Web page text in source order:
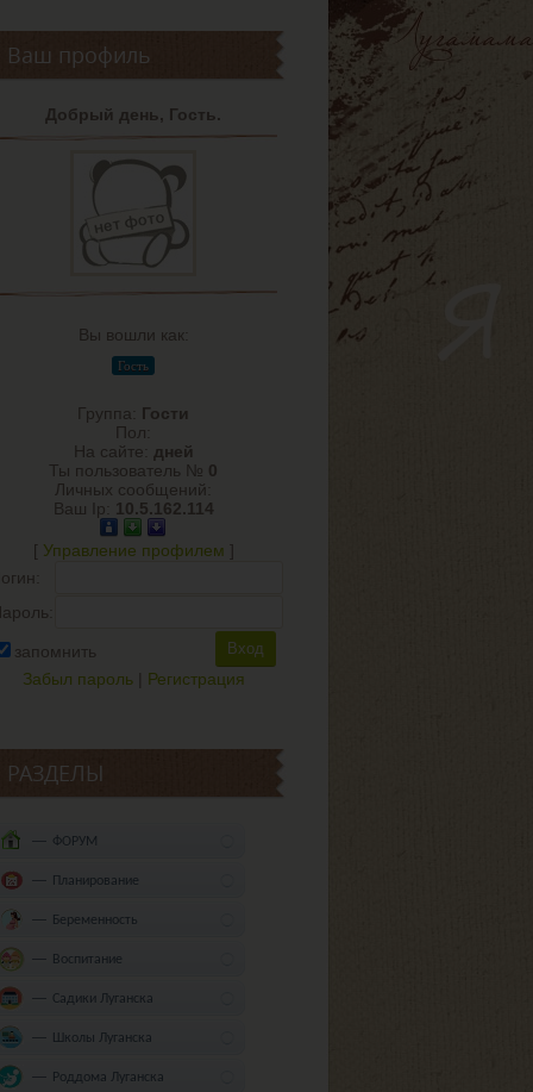
Ваш профиль
Добрый день, Гость.
Вы вошли как:
Гость
Группа: Гости
Пол:
На сайте: дней
Ты пользователь № 0
Личных сообщений:
Ваш Ip:
10.5.162.114
[ Управление профилем ]
запомнить
Забыл пароль| Регистрация
РАЗДЕЛЫ
ФОРУМ
Планирование
Беременность
Воспитание
Садики Луганска
Школы Луганска
Роддома Луганска